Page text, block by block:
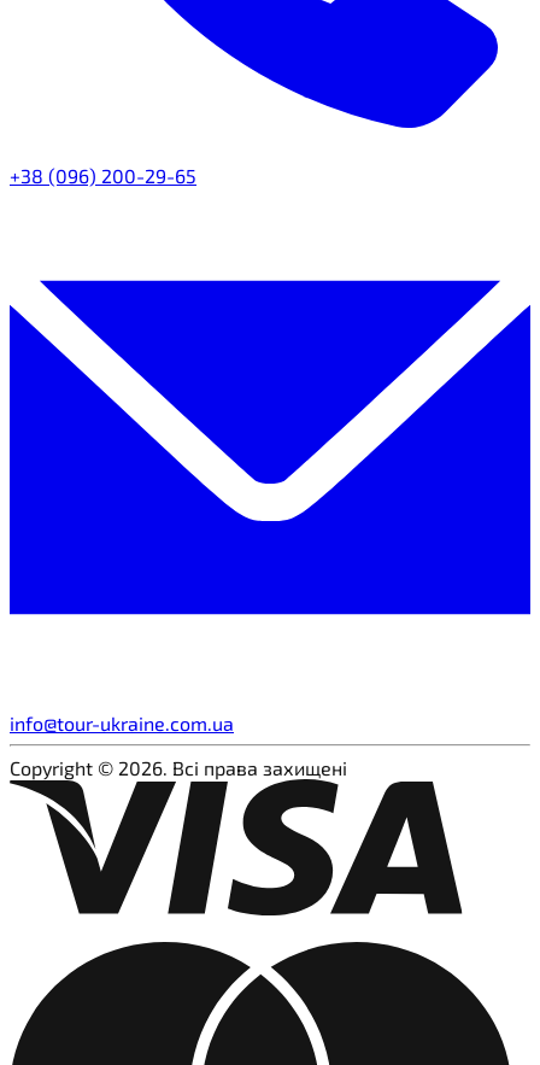
+38 (096) 200-29-65
info@tour-ukraine.com.ua
Copyright © 2026. Всі права захищені